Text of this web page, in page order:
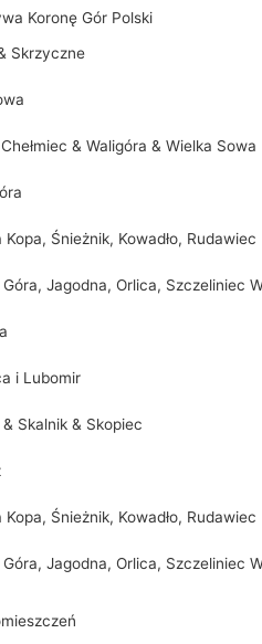
Koronę Gór Polski
Skrzyczne
& Waligóra & Wielka Sowa
Kopa, Śnieżnik, Kowadło, Rudawiec
Góra, Jagodna, Orlica, Szczeliniec
i Lubomir
Skalnik & Skopiec
Kopa, Śnieżnik, Kowadło, Rudawiec
Góra, Jagodna, Orlica, Szczeliniec
powstania